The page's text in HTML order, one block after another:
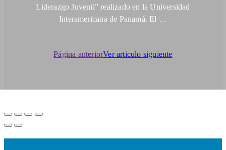
Liderazgo Juvenil” realizado en la Universidad
Interamericana de Panamá. El …
Página anteriorVer articulo siguiente